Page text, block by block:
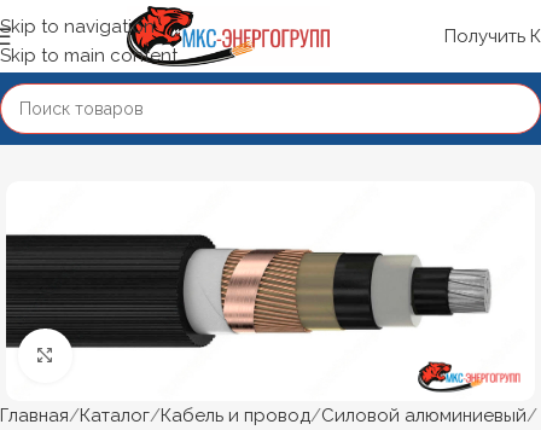
Skip to navigation
Skip to main content
Получить
Главная Каталог Кабель и провод Силовой алюминиевый